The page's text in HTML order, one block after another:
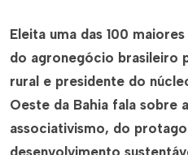
Eleita uma das 100
do agronegócio brasileiro
rural e presidente do
Oeste da Bahia fala sobre
associativismo, do
desenvolvimento